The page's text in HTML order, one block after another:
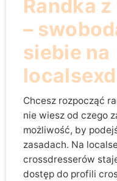
Randka
–
siebie na
Chcesz rozpocząć
nie wiesz od czego
możliwość, by
zasadach. Na
crossdresserów
dostęp do profili